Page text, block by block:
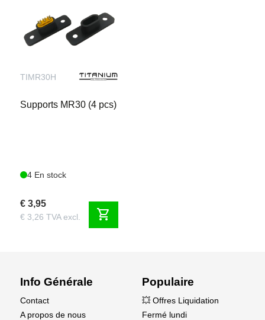
TIMR30H
Supports MR30 (4 pcs)
4 En stock
€ 3,95
€ 3,26 TVA excl. shopping_cart
Info Générale
Contact
A propos de nous
Populaire
💥 Offres Liquidation
Fermé lundi